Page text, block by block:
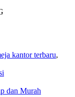
kantor terbaru,
dan Murah